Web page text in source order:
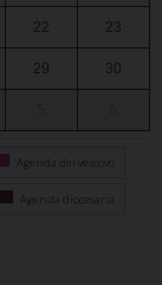
22 23
29 30
Agenda del vescovo
Agenda diocesana